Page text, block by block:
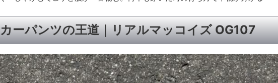
ーパンツの王道｜リアルマッコイズ OG107